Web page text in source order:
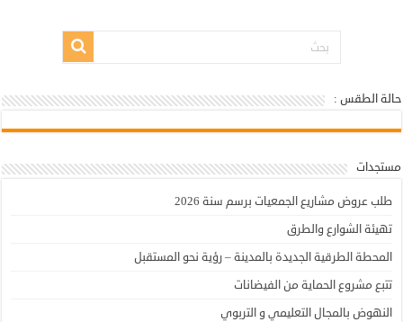
حالة الطقس :
أولاد تايمة - حالة الطقس
مستجدات
طلب عروض مشاريع الجمعيات برسم سنة 2026
تهيئة الشوارع والطرق
المحطة الطرقية الجديدة بالمدينة – رؤية نحو المستقبل
تتبع مشروع الحماية من الفيضانات
النهوض بالمجال التعليمي و التربوي